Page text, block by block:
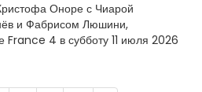
Оноре с Чиарой
и Фабрисом Люшини,
France 4 в субботу 11 июля 2026